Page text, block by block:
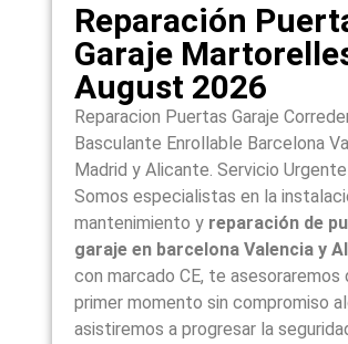
Reparación
Garaje
August 2026
Reparacion Puertas Garaje
Basculante Enrollable Barcelona
Madrid y Alicante. Servicio
Somos especialistas en la
mantenimiento y reparación de
garaje en barcelona Valencia y
con marcado CE, te asesoraremos
primer momento sin compromiso
asistiremos a progresar la